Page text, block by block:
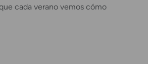
cada verano vemos cómo